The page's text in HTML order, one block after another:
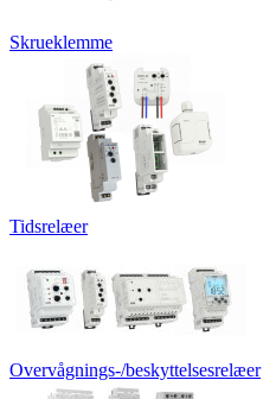
Skrueklemme
Tidsrelæer
Overvågnings-/beskyttelsesrelæer